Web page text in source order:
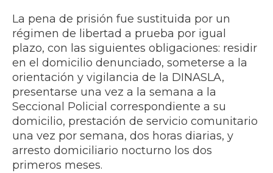
La pena de prisión fue sustituida por un
régimen de libertad a prueba por igual
plazo, con las siguientes obligaciones: residir
en el domicilio denunciado, someterse a la
orientación y vigilancia de la DINASLA,
presentarse una vez a la semana a la
Seccional Policial correspondiente a su
domicilio, prestación de servicio comunitario
una vez por semana, dos horas diarias, y
arresto domiciliario nocturno los dos
primeros meses.